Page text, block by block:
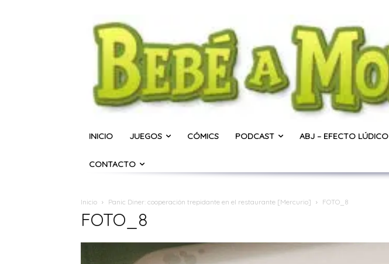
INICIO JUEGOS CÓMICS PODCAST ABJ – EFECTO LÚDICO
CONTACTO
Inicio Panic Diner: cooperación trepidante en el restaurante [Mercurio] FOTO_8
FOTO_8